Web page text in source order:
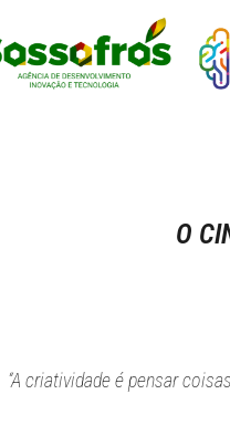
O
“A criatividade é pensar